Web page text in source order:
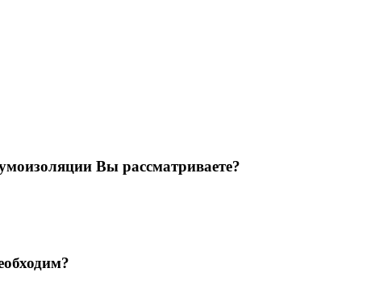
Вы рассматриваете?